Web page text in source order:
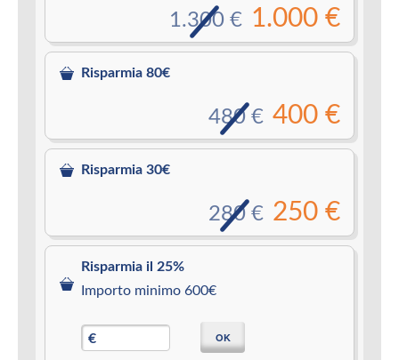
1.000 €
1.300 €
Risparmia 80€
400 €
480 €
Risparmia 30€
250 €
280 €
Risparmia il 25%
Importo minimo 600€
€ OK